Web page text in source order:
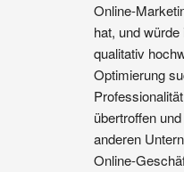
Online-
hat, und
qualitativ
Optimierung
übertroffen
anderen
Online-